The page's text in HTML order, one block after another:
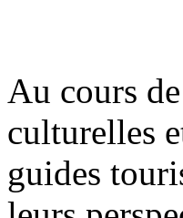
Au cours
culturelles
guides